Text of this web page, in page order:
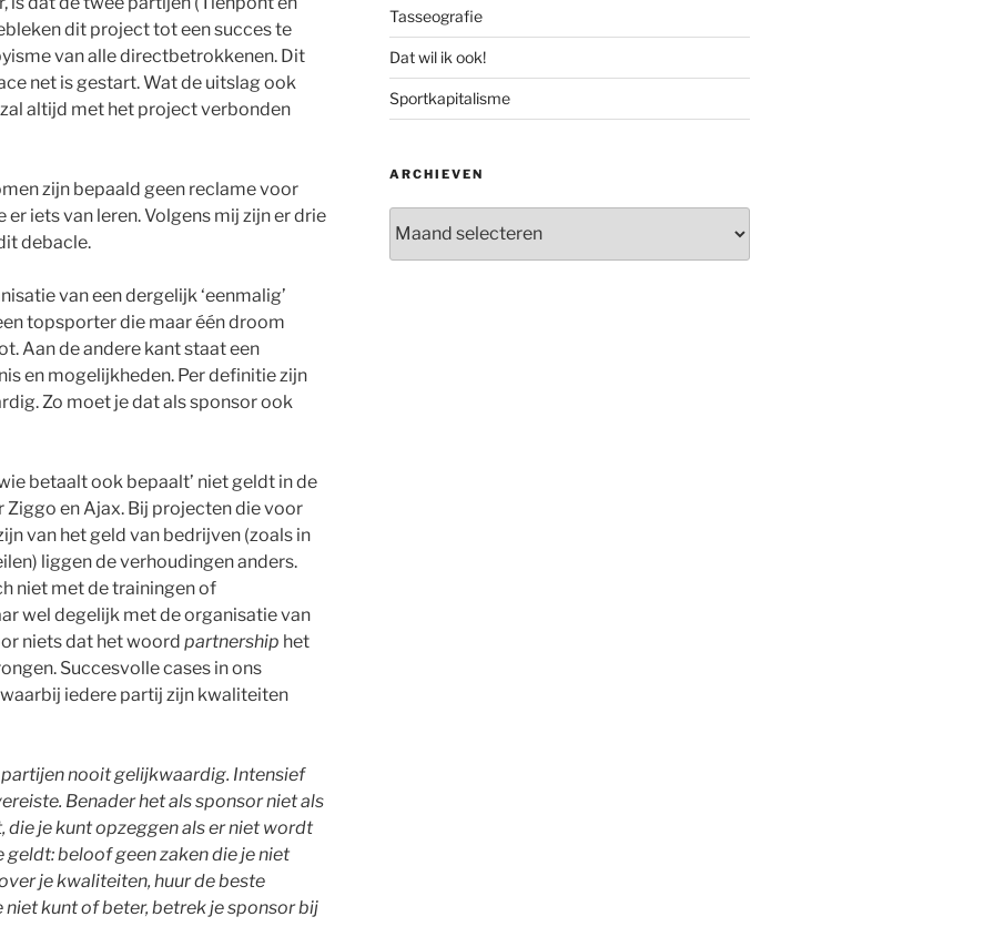
dit project tot een succes te
van alle directbetrokkenen. Dit
net is gestart. Wat de uitslag ook
altijd met het project verbonden
zijn bepaald geen reclame voor
iets van leren. Volgens mij zijn er drie
debacle.
van een dergelijk ‘eenmalig’
topsporter die maar één droom
Aan de andere kant staat een
en mogelijkheden. Per definitie zijn
Zo moet je dat als sponsor ook
betaalt ook bepaalt’ niet geldt in de
en Ajax. Bij projecten die voor
van het geld van bedrijven (zoals in
liggen de verhoudingen anders.
niet met de trainingen of
wel degelijk met de organisatie van
niets dat het woord partnership het
Succesvolle cases in ons
iedere partij zijn kwaliteiten
partijen nooit gelijkwaardig. Intensief
Benader het als sponsor niet als
je kunt opzeggen als er niet wordt
beloof geen zaken die je niet
je kwaliteiten, huur de beste
niet kunt of beter, betrek je sponsor bij
Tasseografie
Dat wil ik ook!
Sportkapitalisme
ARCHIEVEN